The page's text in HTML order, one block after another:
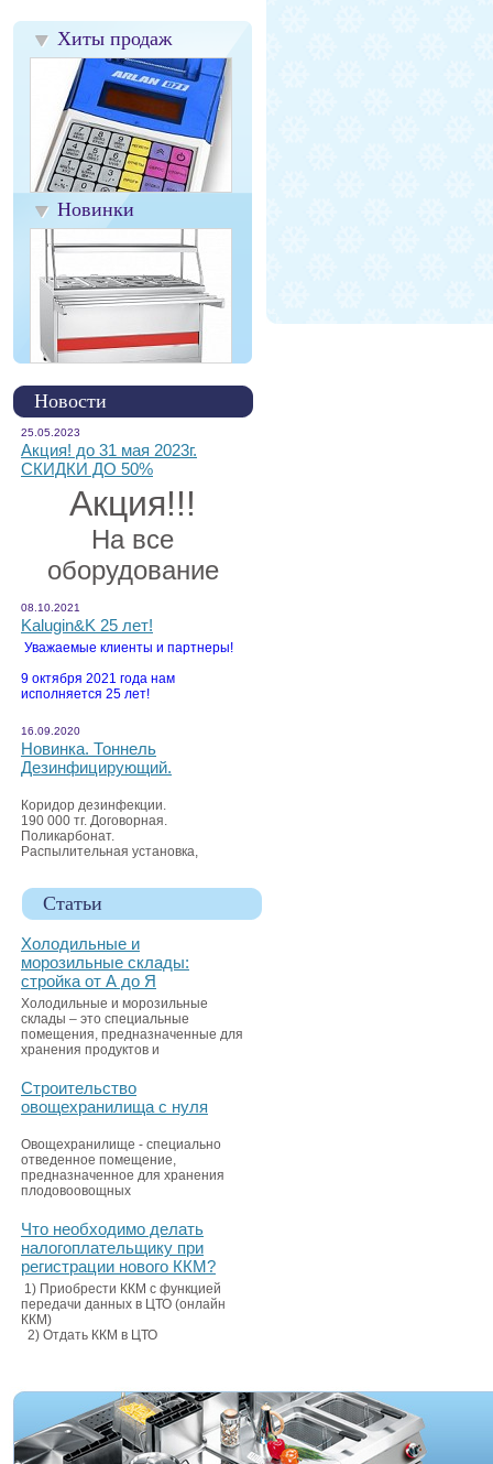
Хиты продаж
Новинки
Новости
25.05.2023
Акция! до 31 мая 2023г.
СКИДКИ ДО 50%
Акция!!!
На все
оборудование
08.10.2021
Kalugin&K 25 лет!
Уважаемые клиенты и партнеры!
9 октября 2021 года нам
исполняется 25 лет!
16.09.2020
Новинка. Тоннель
Дезинфицирующий.
Коридор дезинфекции.
190 000 тг. Договорная.
Поликарбонат.
Распылительная установка,
Статьи
Холодильные и
морозильные склады:
стройка от А до Я
Холодильные и морозильные
склады – это специальные
помещения, предназначенные для
хранения продуктов и
Строительство
овощехранилища с нуля
Овощехранилище - специально
отведенное помещение,
предназначенное для хранения
плодовоовощных
Что необходимо делать
налогоплательщику при
регистрации нового ККМ?
1) Приобрести ККМ с функцией
передачи данных в ЦТО (онлайн
ККМ)
2) Отдать ККМ в ЦТО